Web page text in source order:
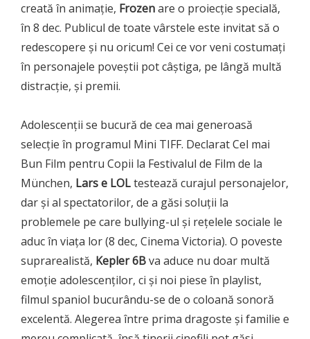
creată în animație, Frozenare o proiecție specială,
în 8 dec. Publicul de toate vârstele este invitat să o
redescopere și nu oricum! Cei ce vor veni costumați
în personajele poveștii pot câștiga, pe lângă multă
distracție, și premii.
Adolescenții se bucură de cea mai generoasă
selecție în programul Mini TIFF. Declarat Cel mai
Bun Film pentru Copii la Festivalul de Film de la
München, Lars e LOLtestează curajul personajelor,
dar și al spectatorilor, de a găsi soluții la
problemele pe care bullying-ul și rețelele sociale le
aduc în viața lor (8 dec, Cinema Victoria). O poveste
suprarealistă, Kepler 6Bva aduce nu doar multă
emoție adolescenților, ci și noi piese în playlist,
filmul spaniol bucurându-se de o coloană sonoră
excelentă. Alegerea între prima dragoste și familie e